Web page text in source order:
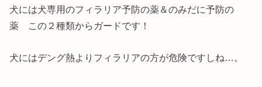
犬には犬専用のフィラリア予防の薬＆のみだに予防の
薬 この２種類からガードです！
犬にはデング熱よりフィラリアの方が危険ですしね…。